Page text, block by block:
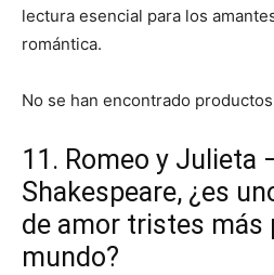
lectura esencial para los
romántica.
No se han encontrado
11. Romeo y Julieta
Shakespeare, ¿es
de amor tristes más
mundo?